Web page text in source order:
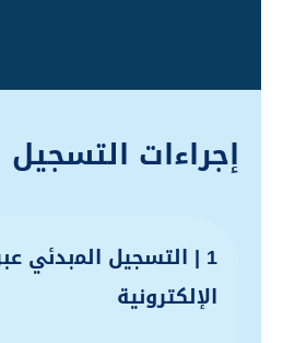
إجراءات التسجيل
1 | التسجيل اﻟﻤبدئي
الإلكترونية